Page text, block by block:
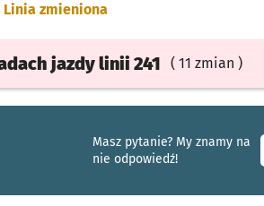
Linia zmieniona
jazdylinii 241 ( 11 zmian )
Masz pytanie? My znamy na
nie odpowiedź!